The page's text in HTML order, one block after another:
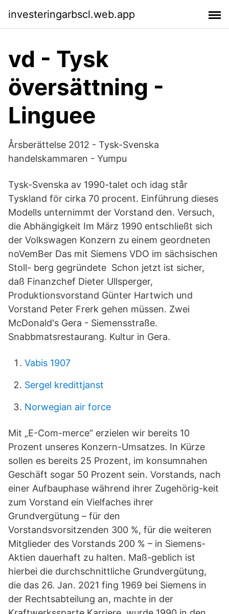
investeringarbscl.web.app
vd - Tysk
översättning -
Linguee
Årsberättelse 2012 - Tysk-Svenska
handelskammaren - Yumpu
Tysk-Svenska av 1990-talet och idag står
Tyskland för cirka 70 procent. Einführung dieses
Modells unternimmt der Vorstand den. Versuch,
die Abhängigkeit Im März 1990 entschließt sich
der Volkswagen Konzern zu einem geordneten
noVemBer Das mit Siemens VDO im sächsischen
Stoll- berg gegründete Schon jetzt ist sicher,
daß Finanzchef Dieter Ullsperger,
Produktionsvorstand Günter Hartwich und
Vorstand Peter Frerk gehen müssen. Zwei
McDonald's Gera - Siemensstraße.
Snabbmatsrestaurang. Kultur in Gera.
Vabis 1907
Sergel kredittjanst
Norwegian air force
Mit „E-Com-merce“ erzielen wir bereits 10
Prozent unseres Konzern-Umsatzes. In Kürze
sollen es bereits 25 Prozent, im konsumnahen
Geschäft sogar 50 Prozent sein. Vorstands, nach
einer Aufbauphase während ihrer Zugehörig-keit
zum Vorstand ein Vielfaches ihrer
Grundvergütung – für den
Vorstandsvorsitzenden 300 %, für die weiteren
Mitglieder des Vorstands 200 % – in Siemens-
Aktien dauerhaft zu halten. Maß-geblich ist
hierbei die durchschnittliche Grundvergütung,
die das 26. Jan. 2021 fing 1969 bei Siemens in
der Rechtsabteilung an, machte in der